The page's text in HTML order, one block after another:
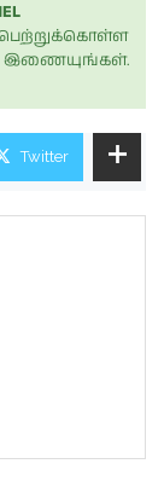
பெற்றுக்கொள்ள
இணையுங்கள்.
Twitter